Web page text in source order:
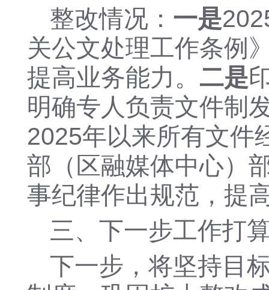
整改情况： 一是
关公文处理工作条例
提高业务能力。 二是
明确专人负责文件制
2025年以来所有文件
部（区融媒体中心）
事纪律作出规范，提
三、 下一步工作打
下一步 ， 将坚持目